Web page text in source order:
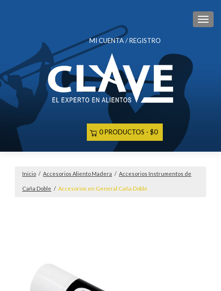
MI CUENTA / REGISTRO
0 PRODUCTOS $0
Inicio / Accesorios Aliento Madera / Accesorios Instrumentos de
Caña Doble / Accesorios en General Caña Doble